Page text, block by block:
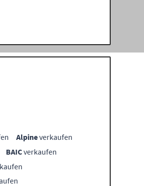
Alpineverkaufen
BAICverkaufen